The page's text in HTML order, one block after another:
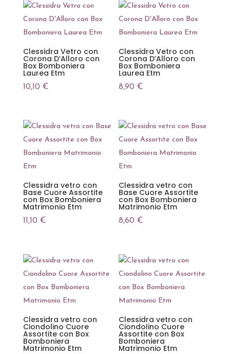
Clessidra Vetro con
Corona D’Alloro con
Box Bomboniera
Laurea Etm
10,10 €
Clessidra Vetro con
Corona D’Alloro con
Box Bomboniera
Laurea Etm
8,90€
Clessidra vetro con
Base Cuore Assortite
con Box Bomboniera
Matrimonio Etm
11,10 €
Clessidra vetro con
Base Cuore Assortite
con Box Bomboniera
Matrimonio Etm
8,60€
Clessidra vetro con
Ciondolino Cuore
Assortite con Box
Bomboniera
Matrimonio Etm
Clessidra vetro con
Ciondolino Cuore
Assortite con Box
Bomboniera
Matrimonio Etm